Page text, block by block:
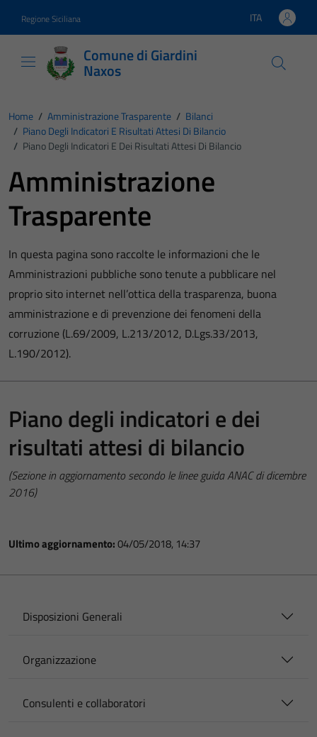
Regione Siciliana Lingua attiva:
ITA
Comune di Giardini
Naxos
Home / Amministrazione Trasparente / Bilanci
/ Piano Degli Indicatori E Risultati Attesi Di Bilancio
/ Piano Degli Indicatori E Dei Risultati Attesi Di Bilancio
Amministrazione
Trasparente
In questa pagina sono raccolte le informazioni che le
Amministrazioni pubbliche sono tenute a pubblicare nel
proprio sito internet nell’ottica della trasparenza, buona
amministrazione e di prevenzione dei fenomeni della
corruzione (L.69/2009, L.213/2012, D.Lgs.33/2013,
L.190/2012).
Piano degli indicatori e dei
risultati attesi di bilancio
(Sezione in aggiornamento secondo le linee guida ANAC di dicembre
2016)
Ultimo aggiornamento:04/05/2018, 14:37
Disposizioni Generali
Organizzazione
Consulenti e collaboratori